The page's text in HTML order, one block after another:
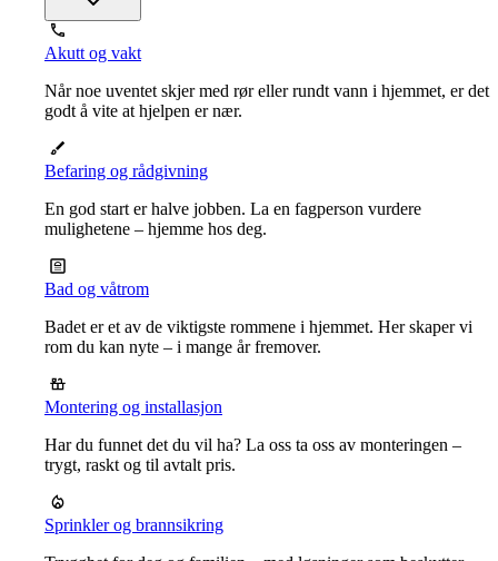
Akutt og vakt
Når noe uventet skjer med rør eller rundt vann i hjemmet, er det
godt å vite at hjelpen er nær.
Befaring og rådgivning
En god start er halve jobben. La en fagperson vurdere
mulighetene – hjemme hos deg.
Bad og våtrom
Badet er et av de viktigste rommene i hjemmet. Her skaper vi
rom du kan nyte – i mange år fremover.
Montering og installasjon
Har du funnet det du vil ha? La oss ta oss av monteringen –
trygt, raskt og til avtalt pris.
Sprinkler og brannsikring